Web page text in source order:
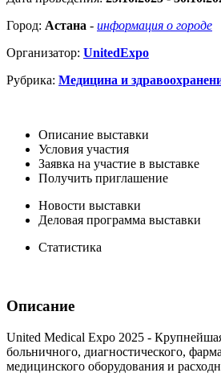
Город: Астана - информация о городе
Организатор: UnitedExpo
Рубрика: Медицина и
Описание выставки
Условия участия
Заявка на участие в выставке
Получить приглашение
Новости выставки
Деловая программа выставки
Статистика
Описание
United Medical Expo 2025 -
больничного, диагностического,
медицинского оборудования и